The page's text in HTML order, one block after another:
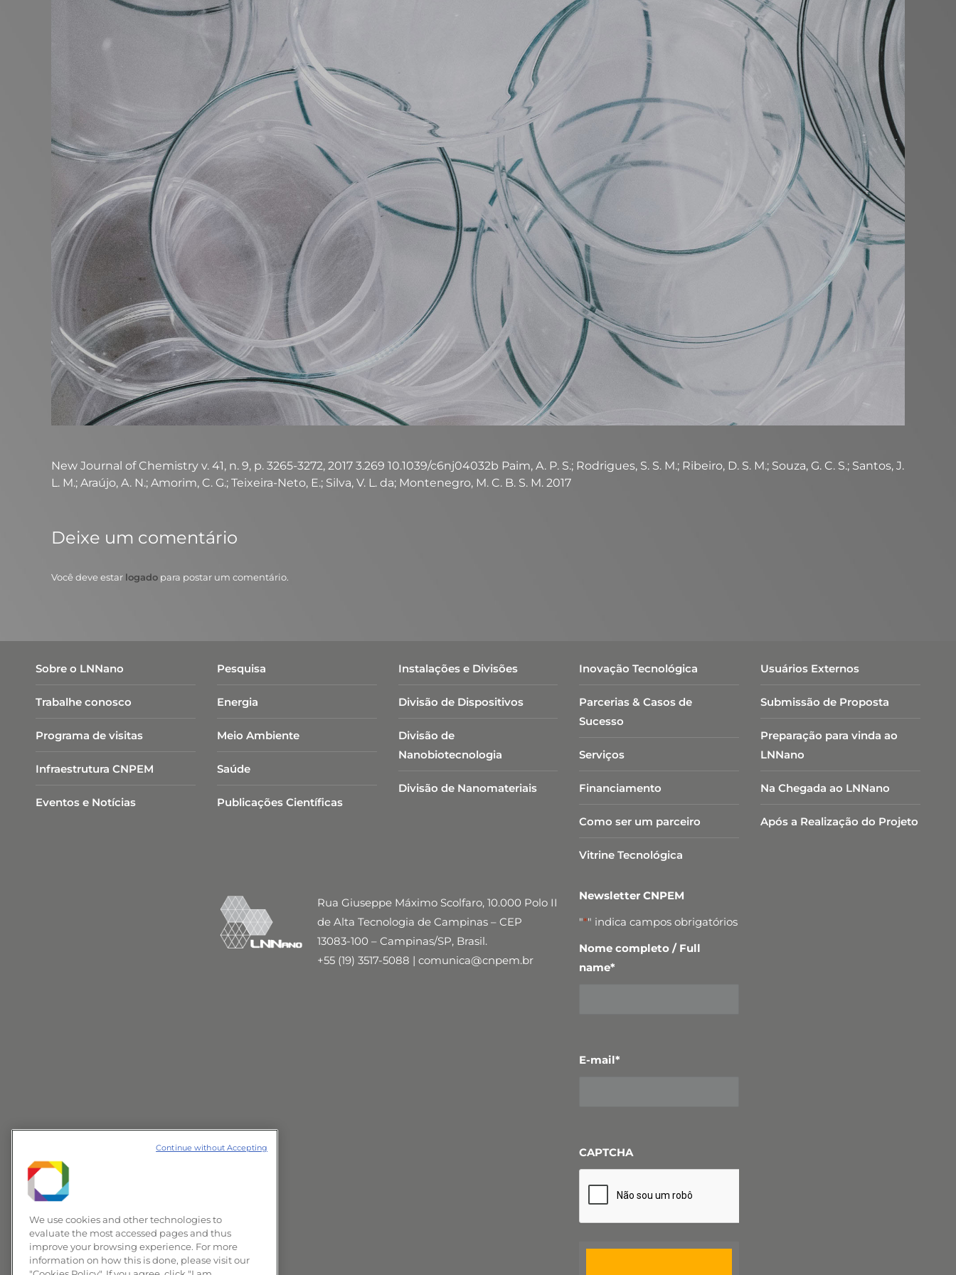
New Journal of Chemistry v. 41, n. 9, p. 3265-3272, 2017 3.269 10.1039/c6nj04032b Paim, A. P. S.; Rodrigues, S. S. M.; Ribeiro, D. S. M.; Souza, G. C. S.; Santos, J.
L. M.; Araújo, A. N.; Amorim, C. G.; Teixeira-Neto, E.; Silva, V. L. da; Montenegro, M. C. B. S. M. 2017
Deixe um comentário
Você deve estar logado para postar um comentário.
Sobre o LNNano
Trabalhe conosco
Programa de visitas
Infraestrutura CNPEM
Eventos e Notícias
Pesquisa
Energia
Meio Ambiente
Saúde
Publicações Científicas
Instalações e Divisões
Divisão de Dispositivos
Divisão de
Nanobiotecnologia​
Divisão de Nanomateriais
Inovação Tecnológica
Parcerias & Casos de
Sucesso
Serviços
Financiamento
Como ser um parceiro
Vitrine Tecnológica
Usuários Externos
Submissão de Proposta
Preparação para vinda ao
LNNano
Na Chegada ao LNNano
Após a Realização do Projeto
Rua Giuseppe Máximo Scolfaro, 10.000 Polo II
de Alta Tecnologia de Campinas – CEP
13083-100 – Campinas/SP, Brasil.
+55 (19) 3517-5088 | comunica@cnpem.br
Newsletter CNPEM
"*" indica campos obrigatórios
Nome completo / Full
name*
E-mail*
CAPTCHA
We use cookies and other technologies to
evaluate the most accessed pages and thus
improve your browsing experience. For more
information on how this is done, please visit our
Continue without Accepting